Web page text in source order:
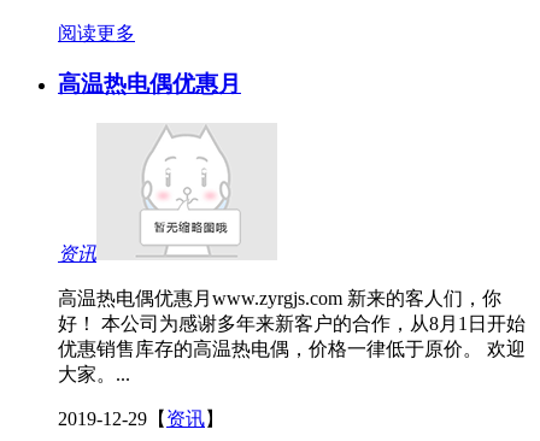
阅读更多
高温热电偶优惠月
资讯
高温热电偶优惠月www.zyrgjs.com 新来的客人们，你
好！ 本公司为感谢多年来新客户的合作，从8月1日开始
优惠销售库存的高温热电偶，价格一律低于原价。 欢迎
大家。...
2019-12-29 【 资讯】